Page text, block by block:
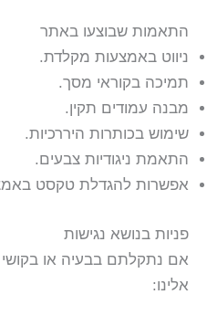
התאמות שבוצעו באתר
ניווט באמצעות מקלדת.
תמיכה בקוראי מסך.
מבנה עמודים תקין.
שימוש בכותרות היררכיות.
התאמת ניגודיות צבעים.
אפשרות להגדלת טקסט
פניות בנושא נגישות
אם נתקלתם בבעיה או בקושי
אלינו: